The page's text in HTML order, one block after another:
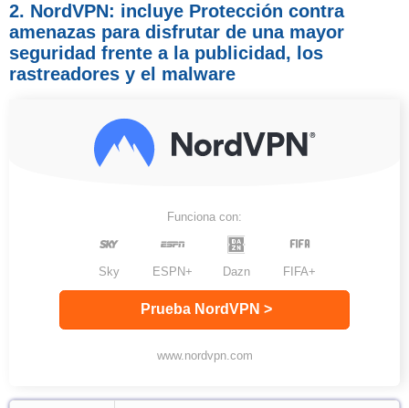
2. NordVPN: incluye Protección contra
amenazas para disfrutar de una mayor
seguridad frente a la publicidad, los
rastreadores y el malware
Funciona con:
Sky ESPN+ Dazn FIFA+
Prueba NordVPN >
www.nordvpn.com